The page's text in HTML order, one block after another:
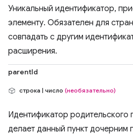
Уникальный идентификатор,
элементу. Обязателен для
совпадать с другим
расширения.
parentId
строка | число (необязательно)
Идентификатор родительского
делает данный пункт